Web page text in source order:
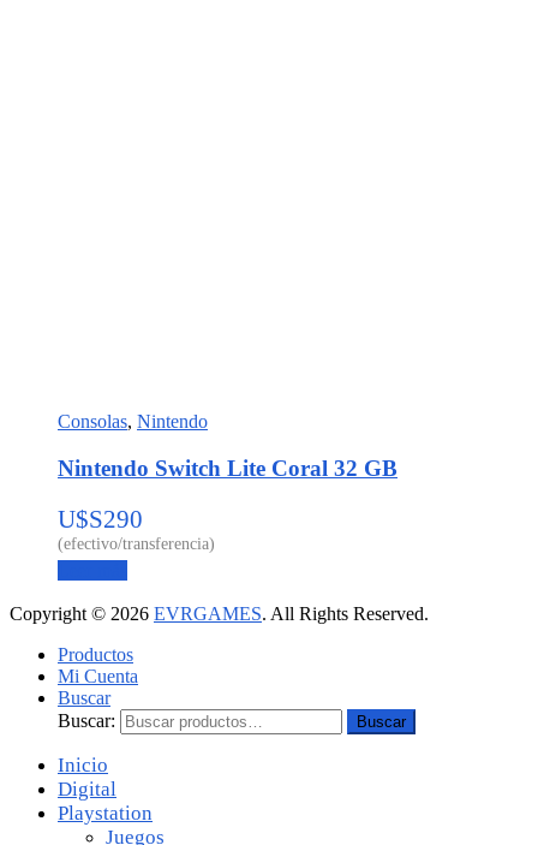
Consolas, Nintendo
Nintendo Switch Lite Coral 32 GB
U$S290
Copyright © 2026 EVRGAMES. All Rights Reserved.
Productos
Mi Cuenta
Buscar
Buscar:
Buscar
Inicio
Digital
Playstation
Juegos